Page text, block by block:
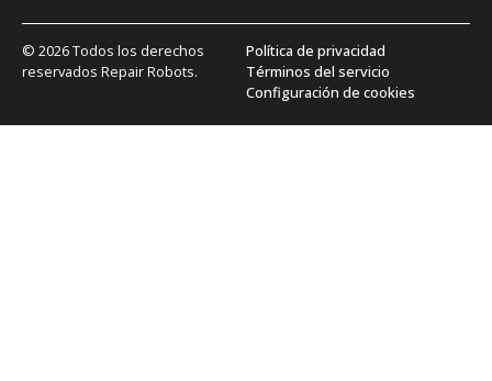
© 2026 Todos los derechos
reservados Repair Robots.
Política de privacidad
Términos del servicio
Configuración de cookies